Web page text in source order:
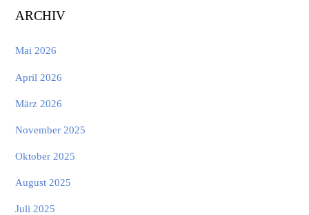
ARCHIV
Mai 2026
April 2026
März 2026
November 2025
Oktober 2025
August 2025
Juli 2025